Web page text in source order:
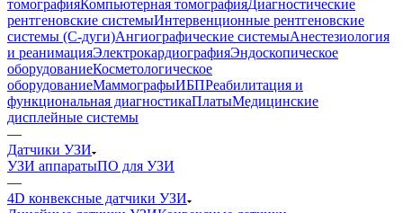
томографияКомпьютерная томографияДиагностические
рентгеновские системыИнтервенционные рентгеновские
системы (С-дуги)Ангиографические системыАнестезиология
и реанимацияЭлектрокардиографияЭндоскопическое
оборудованиеКосметологическое
оборудованиеМаммографыИБПРеабилитация и
функциональная диагностикаПлатыМедицинские
дисплейные системы
—
Датчики УЗИ
УЗИ аппаратыПО для УЗИ
—
4D конвексные датчики УЗИ